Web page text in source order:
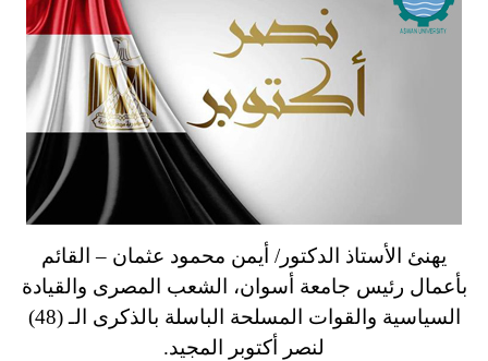
يهنئ الأستاذ الدكتور/ أيمن محمود عثمان – القائم
بأعمال رئيس جامعة أسوان، الشعب المصرى والقيادة
السياسية والقوات المسلحة الباسلة بالذكرى الـ (48)
لنصر أكتوبر المجيد.